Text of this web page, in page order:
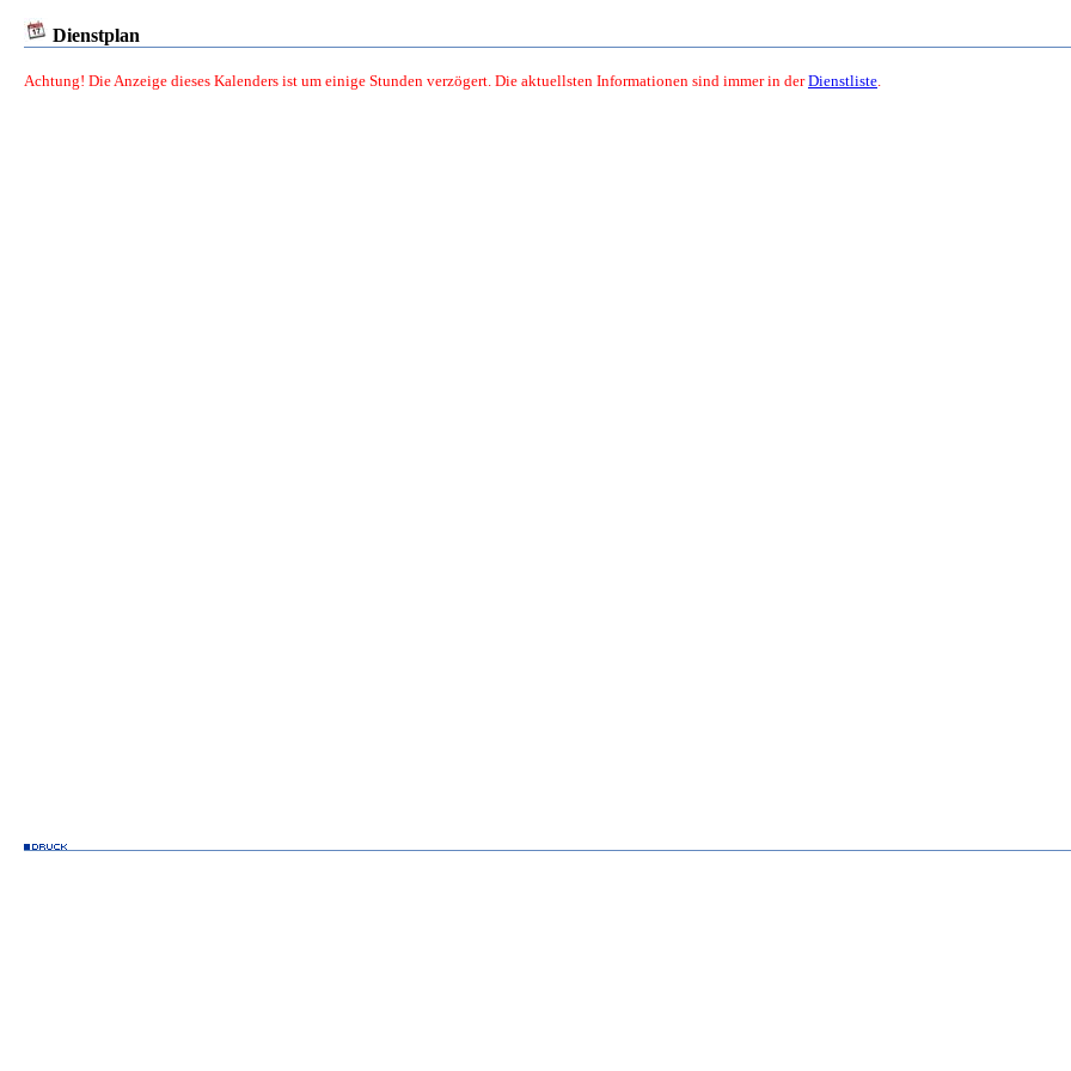
Dienstplan
Achtung! Die Anzeige dieses Kalenders ist um einige Stunden verzögert. Die aktuellsten Informationen sind immer in derDienstliste.